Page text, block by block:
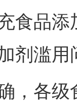
食品
剂滥用
各级